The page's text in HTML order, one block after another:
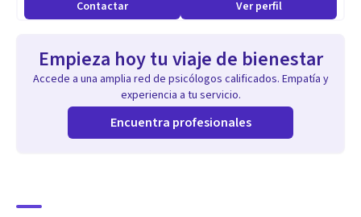
Contactar Ver perfil
Empieza hoy tu viaje de bienestar
Accede a una amplia red de psicólogos calificados. Empatía y
experiencia a tu servicio.
Encuentra profesionales